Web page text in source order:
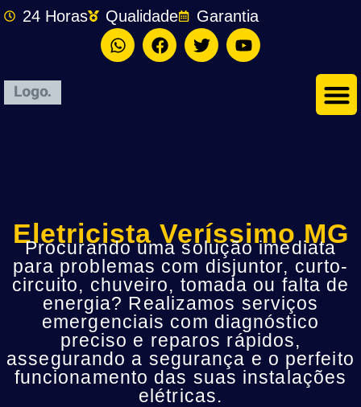
24 Horas Qualidade Garantia
Eletricista Veríssimo MG
Procurando uma solução imediata
para problemas com disjuntor, curto-
circuito, chuveiro, tomada ou falta de
energia? Realizamos serviços
emergenciais com diagnóstico
preciso e reparos rápidos,
assegurando a segurança e o perfeito
funcionamento das suas instalações
elétricas.